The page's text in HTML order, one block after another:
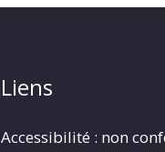
Liens
Accessibilité : non